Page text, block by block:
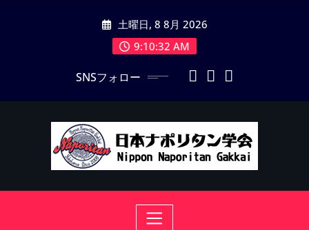
土曜日, 8 8月 2026
9:10:33 AM
SNSフォロー